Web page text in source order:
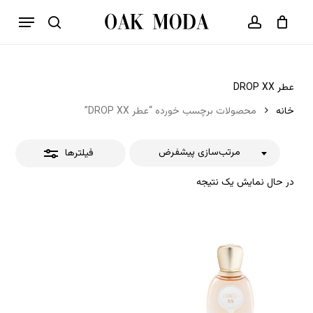
جستجو حساب کاربری
فهرست
سبد خرید بستن
عطر DROP XX
خانه
محصولات برچسب خورده “عطر DROP XX”
فیلترها
در حال نمایش یک نتیجه
مرتب‌سازی پیشفرض
بستن